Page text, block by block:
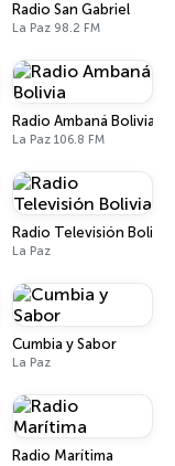
Radio San Gabriel
La Paz 98.2 FM
Radio Ambaná Bolivia
La Paz 106.8 FM
Radio Televisión Bolivia
La Paz
Cumbia y Sabor
La Paz
Radio Marítima